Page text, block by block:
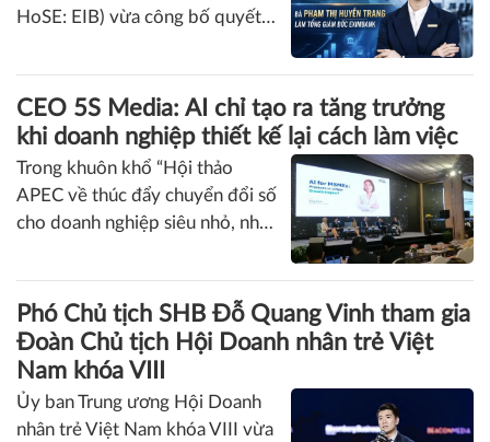
Phó Tổng Biên tập Tạp chí Doanh nghiệp và Đầu tư.
Bà Phạm Thị Huyền Trang được bổ nhiệm
làm Tổng Giám đốc Eximbank
Ngân hàng TMCP Xuất Nhập
khẩu Việt Nam (Eximbank,
HoSE: EIB) vừa công bố quyết
định bổ nhiệm bà Phạm Thị
Huyền Trang giữ chức vụ Tổng
CEO 5S Media: AI chỉ tạo ra tăng trưởng
khi doanh nghiệp thiết kế lại cách làm việc
Trong khuôn khổ “Hội thảo
APEC về thúc đẩy chuyển đổi số
cho doanh nghiệp siêu nhỏ, nhỏ
và vừa trong bối cảnh phát triển
của trí tuệ nhân tạo”, bà Phạm